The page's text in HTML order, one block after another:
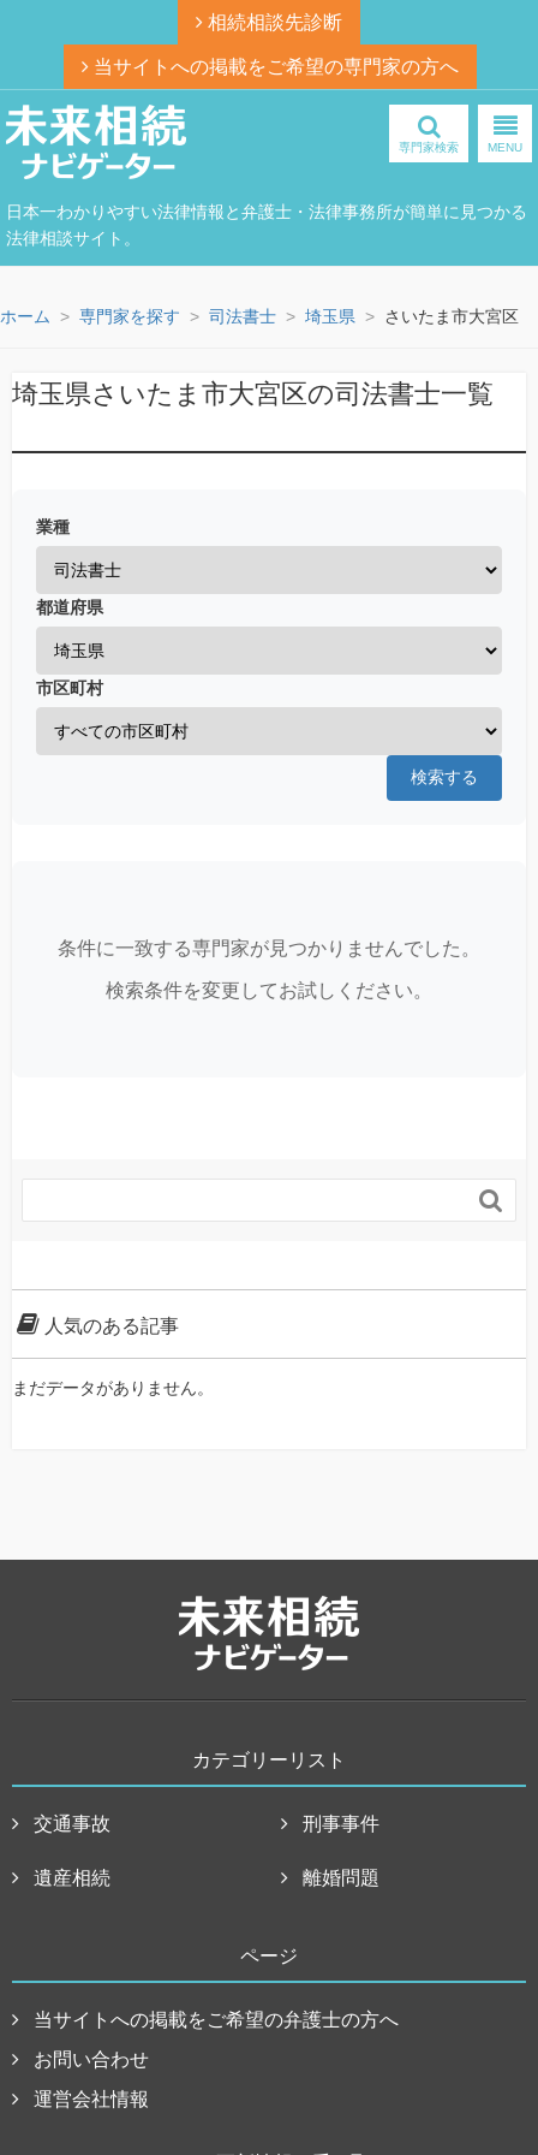
相続相談先診断
当サイトへの掲載をご希望の専門家の方へ
日本一わかりやすい法律情報と弁護士・法律事務所が簡単に見つかる
法律相談サイト。
専門家検索 MENU
ホーム 専門家を探す 司法書士 埼玉県 さいたま市大宮区
埼玉県さいたま市大宮区の司法書士一覧
業種
都道府県
市区町村
検索する
条件に一致する専門家が見つかりませんでした。
検索条件を変更してお試しください。

人気のある記事
まだデータがありません。
カテゴリーリスト
交通事故 刑事事件
遺産相続 離婚問題
ページ
当サイトへの掲載をご希望の弁護士の方へ
お問い合わせ
運営会社情報